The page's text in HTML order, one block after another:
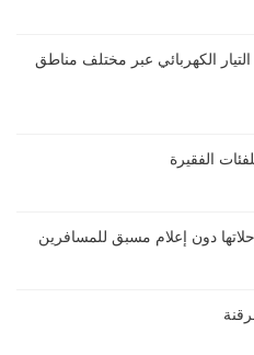
التيار الكهربائي عبر مختلف مناطق
الفقيرة
دون إعلام مسبق للمسافرين